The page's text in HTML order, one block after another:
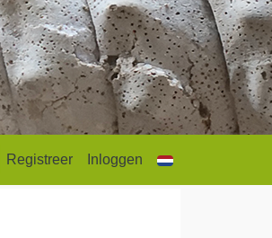
Registreer Inloggen